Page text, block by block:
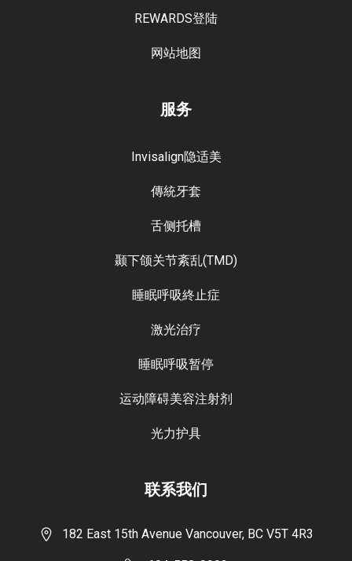
REWARDS登陆
网站地图
服务
Invisalign隐适美
傳統牙套
舌侧托槽
颞下颌关节紊乱(TMD)
睡眠呼吸終止症
激光治疗
睡眠呼吸暂停
运动障碍美容注射剂
光力护具
联系我们
182 East 15th Avenue Vancouver, BC V5T 4R3